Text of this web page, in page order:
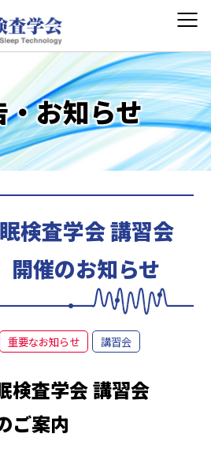
お知らせ
検査学会 講習会
開催のお知らせ
重要なお知らせ 講習会
検査学会 講習会
ご案内